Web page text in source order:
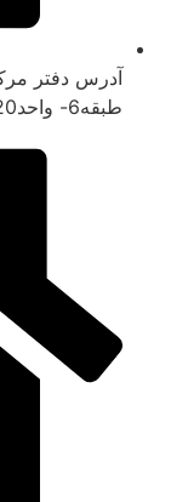
آدرس دفتر
طبقه6- واحد620